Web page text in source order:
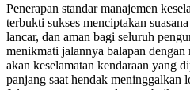
Penerapan standar manajemen
terbukti sukses menciptakan
lancar, dan aman bagi seluruh
menikmati jalannya balapan
akan keselamatan kendaraan yang
panjang saat hendak meninggalkan